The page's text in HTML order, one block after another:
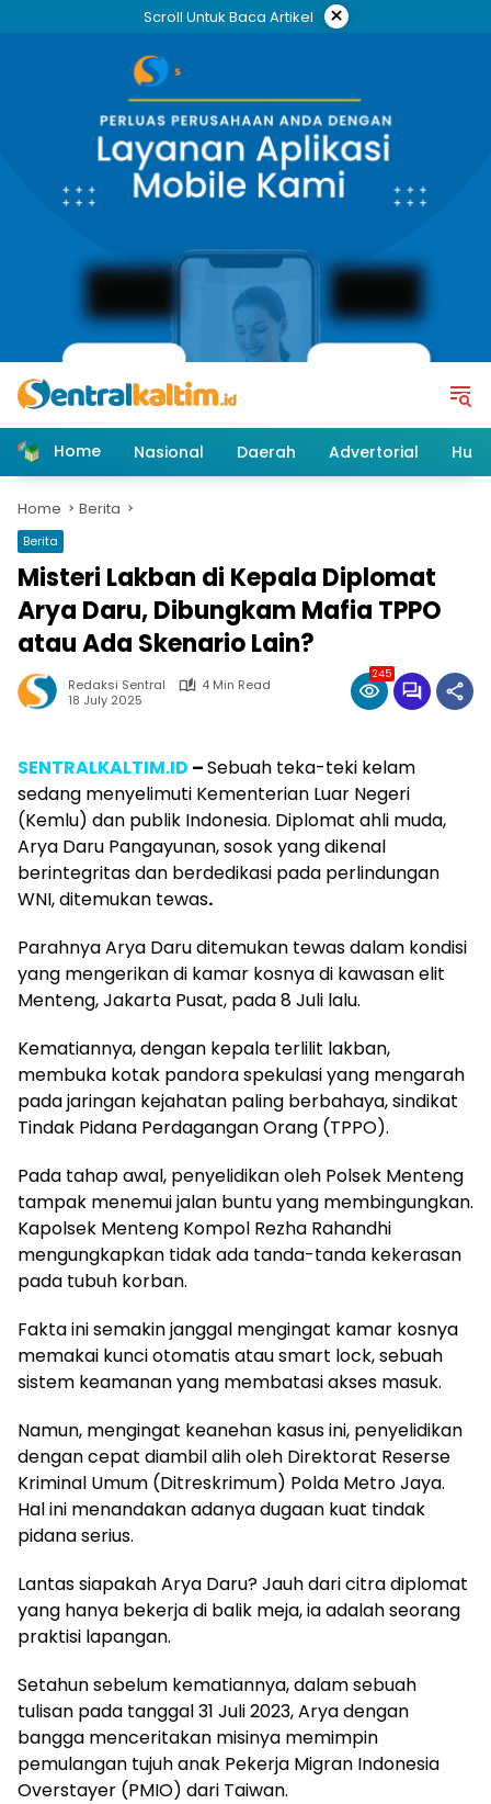
Scroll Untuk Baca Artikel ×
Home Nasional Daerah Advertorial
Home Berita
Berita
Misteri Lakban di Kepala Diplomat
Arya Daru, Dibungkam Mafia TPPO
atau Ada Skenario Lain?
Redaksi Sentral
4 Min Read
18 July 2025
245
SENTRALKALTIM.ID –Sebuah teka-teki kelam
sedang menyelimuti Kementerian Luar Negeri
(Kemlu) dan publik Indonesia. Diplomat ahli muda,
Arya Daru Pangayunan, sosok yang dikenal
berintegritas dan berdedikasi pada perlindungan
WNI, ditemukan tewas.
Parahnya Arya Daru ditemukan tewas dalam kondisi
yang mengerikan di kamar kosnya di kawasan elit
Menteng, Jakarta Pusat, pada 8 Juli lalu.
Kematiannya, dengan kepala terlilit lakban,
membuka kotak pandora spekulasi yang mengarah
pada jaringan kejahatan paling berbahaya, sindikat
Tindak Pidana Perdagangan Orang (TPPO).
Pada tahap awal, penyelidikan oleh Polsek Menteng
tampak menemui jalan buntu yang membingungkan.
Kapolsek Menteng Kompol Rezha Rahandhi
mengungkapkan tidak ada tanda-tanda kekerasan
pada tubuh korban.
Fakta ini semakin janggal mengingat kamar kosnya
memakai kunci otomatis atau smart lock, sebuah
sistem keamanan yang membatasi akses masuk.
Namun, mengingat keanehan kasus ini, penyelidikan
dengan cepat diambil alih oleh Direktorat Reserse
Kriminal Umum (Ditreskrimum) Polda Metro Jaya.
Hal ini menandakan adanya dugaan kuat tindak
pidana serius.
Lantas siapakah Arya Daru? Jauh dari citra diplomat
yang hanya bekerja di balik meja, ia adalah seorang
praktisi lapangan.
Setahun sebelum kematiannya, dalam sebuah
tulisan pada tanggal 31 Juli 2023, Arya dengan
bangga menceritakan misinya memimpin
pemulangan tujuh anak Pekerja Migran Indonesia
Overstayer (PMIO) dari Taiwan.